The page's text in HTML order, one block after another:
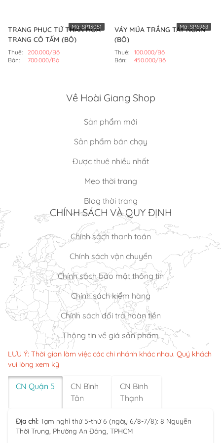
TRANG PHỤC TỨ THÂN HOÁ
TRANG CÔ TẤM (BỘ)
Thuê:
200.000/Bộ
Bán:
700.000/Bộ
Mã: SP13051
VÁY MÚA TRẮNG TAY NGẮN
(BỘ)
Thuê:
100.000/Bộ
Bán:
450.000/Bộ
Mã: SP6968
Về Hoài Giang Shop
Sản phẩm mới
Sản phẩm bán chạy
Được thuê nhiều nhất
Mẹo thời trang
Blog thời trang
CHÍNH SÁCH VÀ QUY ĐỊNH
Chính sách thanh toán
Chính sách vận chuyển
Chính sách bảo mật thông tin
Chính sách kiểm hàng
Chính sách đổi trả hoàn tiền
Thông tin về giá sản phẩm
LƯU Ý: Thời gian làm việc các chi nhánh khác nhau. Quý khách
vui lòng xem kỹ
CN Quận 5
CN Bình
Tân
CN Bình
Thạnh
Địa chỉ: Tạm nghỉ thứ 5-thứ 6 (ngày 6/8-7/8): 8 Nguyễn
Thời Trung, Phường An Đông, TPHCM